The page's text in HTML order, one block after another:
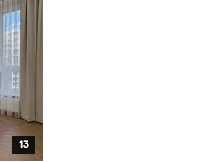
13
13
13
13
13